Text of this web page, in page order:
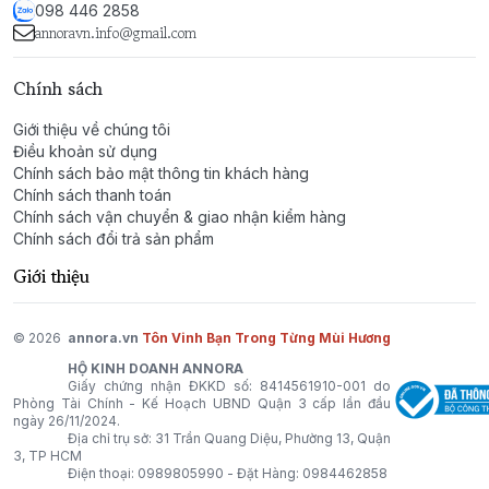
lại dấu ấn tinh tế.
Smell the Roses by Mémoire des Sens – Một hành
nhiên và sự quyến rũ của hoa hồng.
098 446 2858
annoravn.info@gmail.com
Chính sách
Giới thiệu về chúng tôi
Điều khoản sử dụng
Chính sách bảo mật thông tin khách hàng
Chính sách thanh toán
Chính sách vận chuyển & giao nhận kiểm hàng
Chính sách đổi trả sản phẩm
Giới thiệu
© 2026 annora.vn Tôn Vinh Bạn Trong Từng Mùi Hương
HỘ KINH DOANH ANNORA
Giấy chứng nhận ĐKKD số: 8414561910-001 do
Phòng Tài Chính - Kế Hoạch UBND Quận 3 cấp lần đầu
ngày 26/11/2024.
Địa chỉ trụ sở: 31 Trần Quang Diệu, Phường 13, Quận
3, TP HCM
Điện thoại: 0989805990 - Đặt Hàng: 0984462858